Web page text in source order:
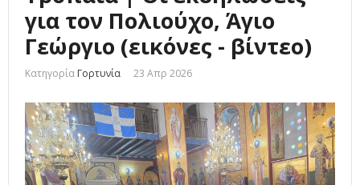
για τον Πολιούχο, Άγιο
Γεώργιο (εικόνες - βίντεο)
Κατηγορία Γορτυνία 23 Απρ 2026